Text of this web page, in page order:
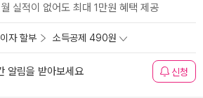
실적이 없어도 최대 1만원 혜택 제공
자 할부 소득공제 490원
알림을 받아보세요 신청